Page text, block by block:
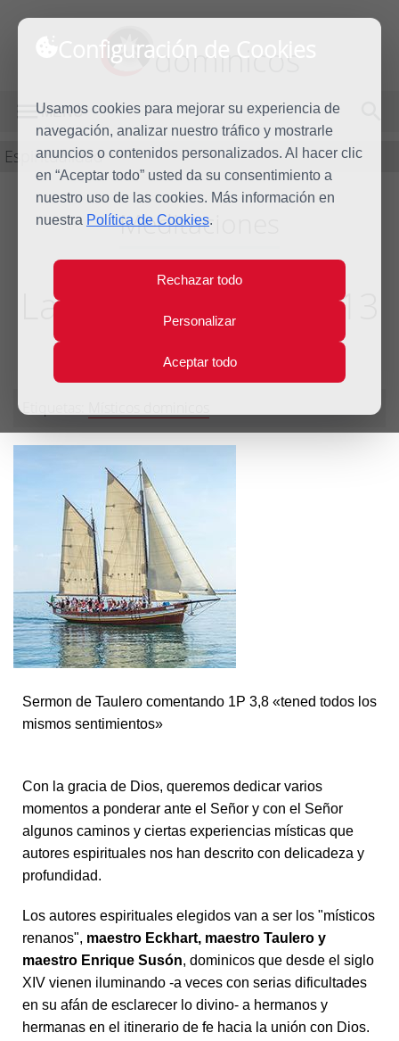
Configuración de Cookies
Usamos cookies para mejorar su experiencia de
navegación, analizar nuestro tráfico y mostrarle
anuncios o contenidos personalizados. Al hacer clic
en “Aceptar todo” usted da su consentimiento a
nuestro uso de las cookies. Más información en
nuestra Política de Cookies.
Rechazar todo
Personalizar
Aceptar todo
dominicos
MENÚ
Espiritualidad
Meditaciones
La oración, Sermón 13
de Juan Taulero
Sermon de Taulero comentando 1P 3,8 «tened todos los
mismos sentimientos»
Con la gracia de Dios, queremos dedicar varios
momentos a ponderar ante el Señor y con el Señor
algunos caminos y ciertas experiencias místicas que
autores espirituales nos han descrito con delicadeza y
profundidad.
Los autores espirituales elegidos van a ser los "místicos
renanos", maestro Eckhart, maestro Taulero y
maestro Enrique Susón, dominicos que desde el siglo
XIV vienen iluminando -a veces con serias dificultades
en su afán de esclarecer lo divino- a hermanos y
hermanas en el itinerario de fe hacia la unión con Dios.